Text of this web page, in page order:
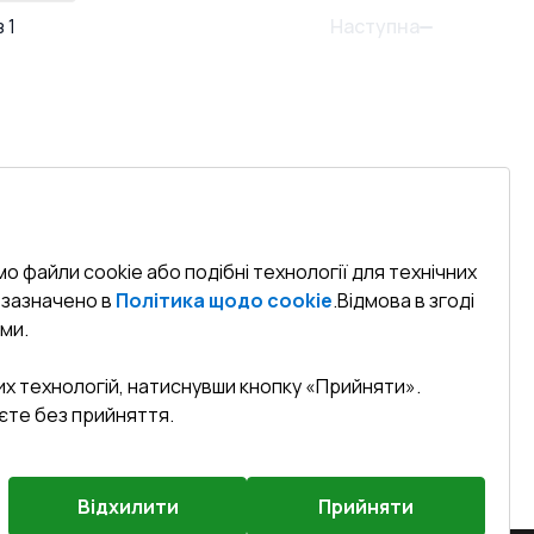
1 Наступна
cookie або подібні технології для технічних
в Політика щодо cookie.Відмова в згоді
технологій, натиснувши кнопку «Прийняти».
без прийняття.
Відхилити Прийняти